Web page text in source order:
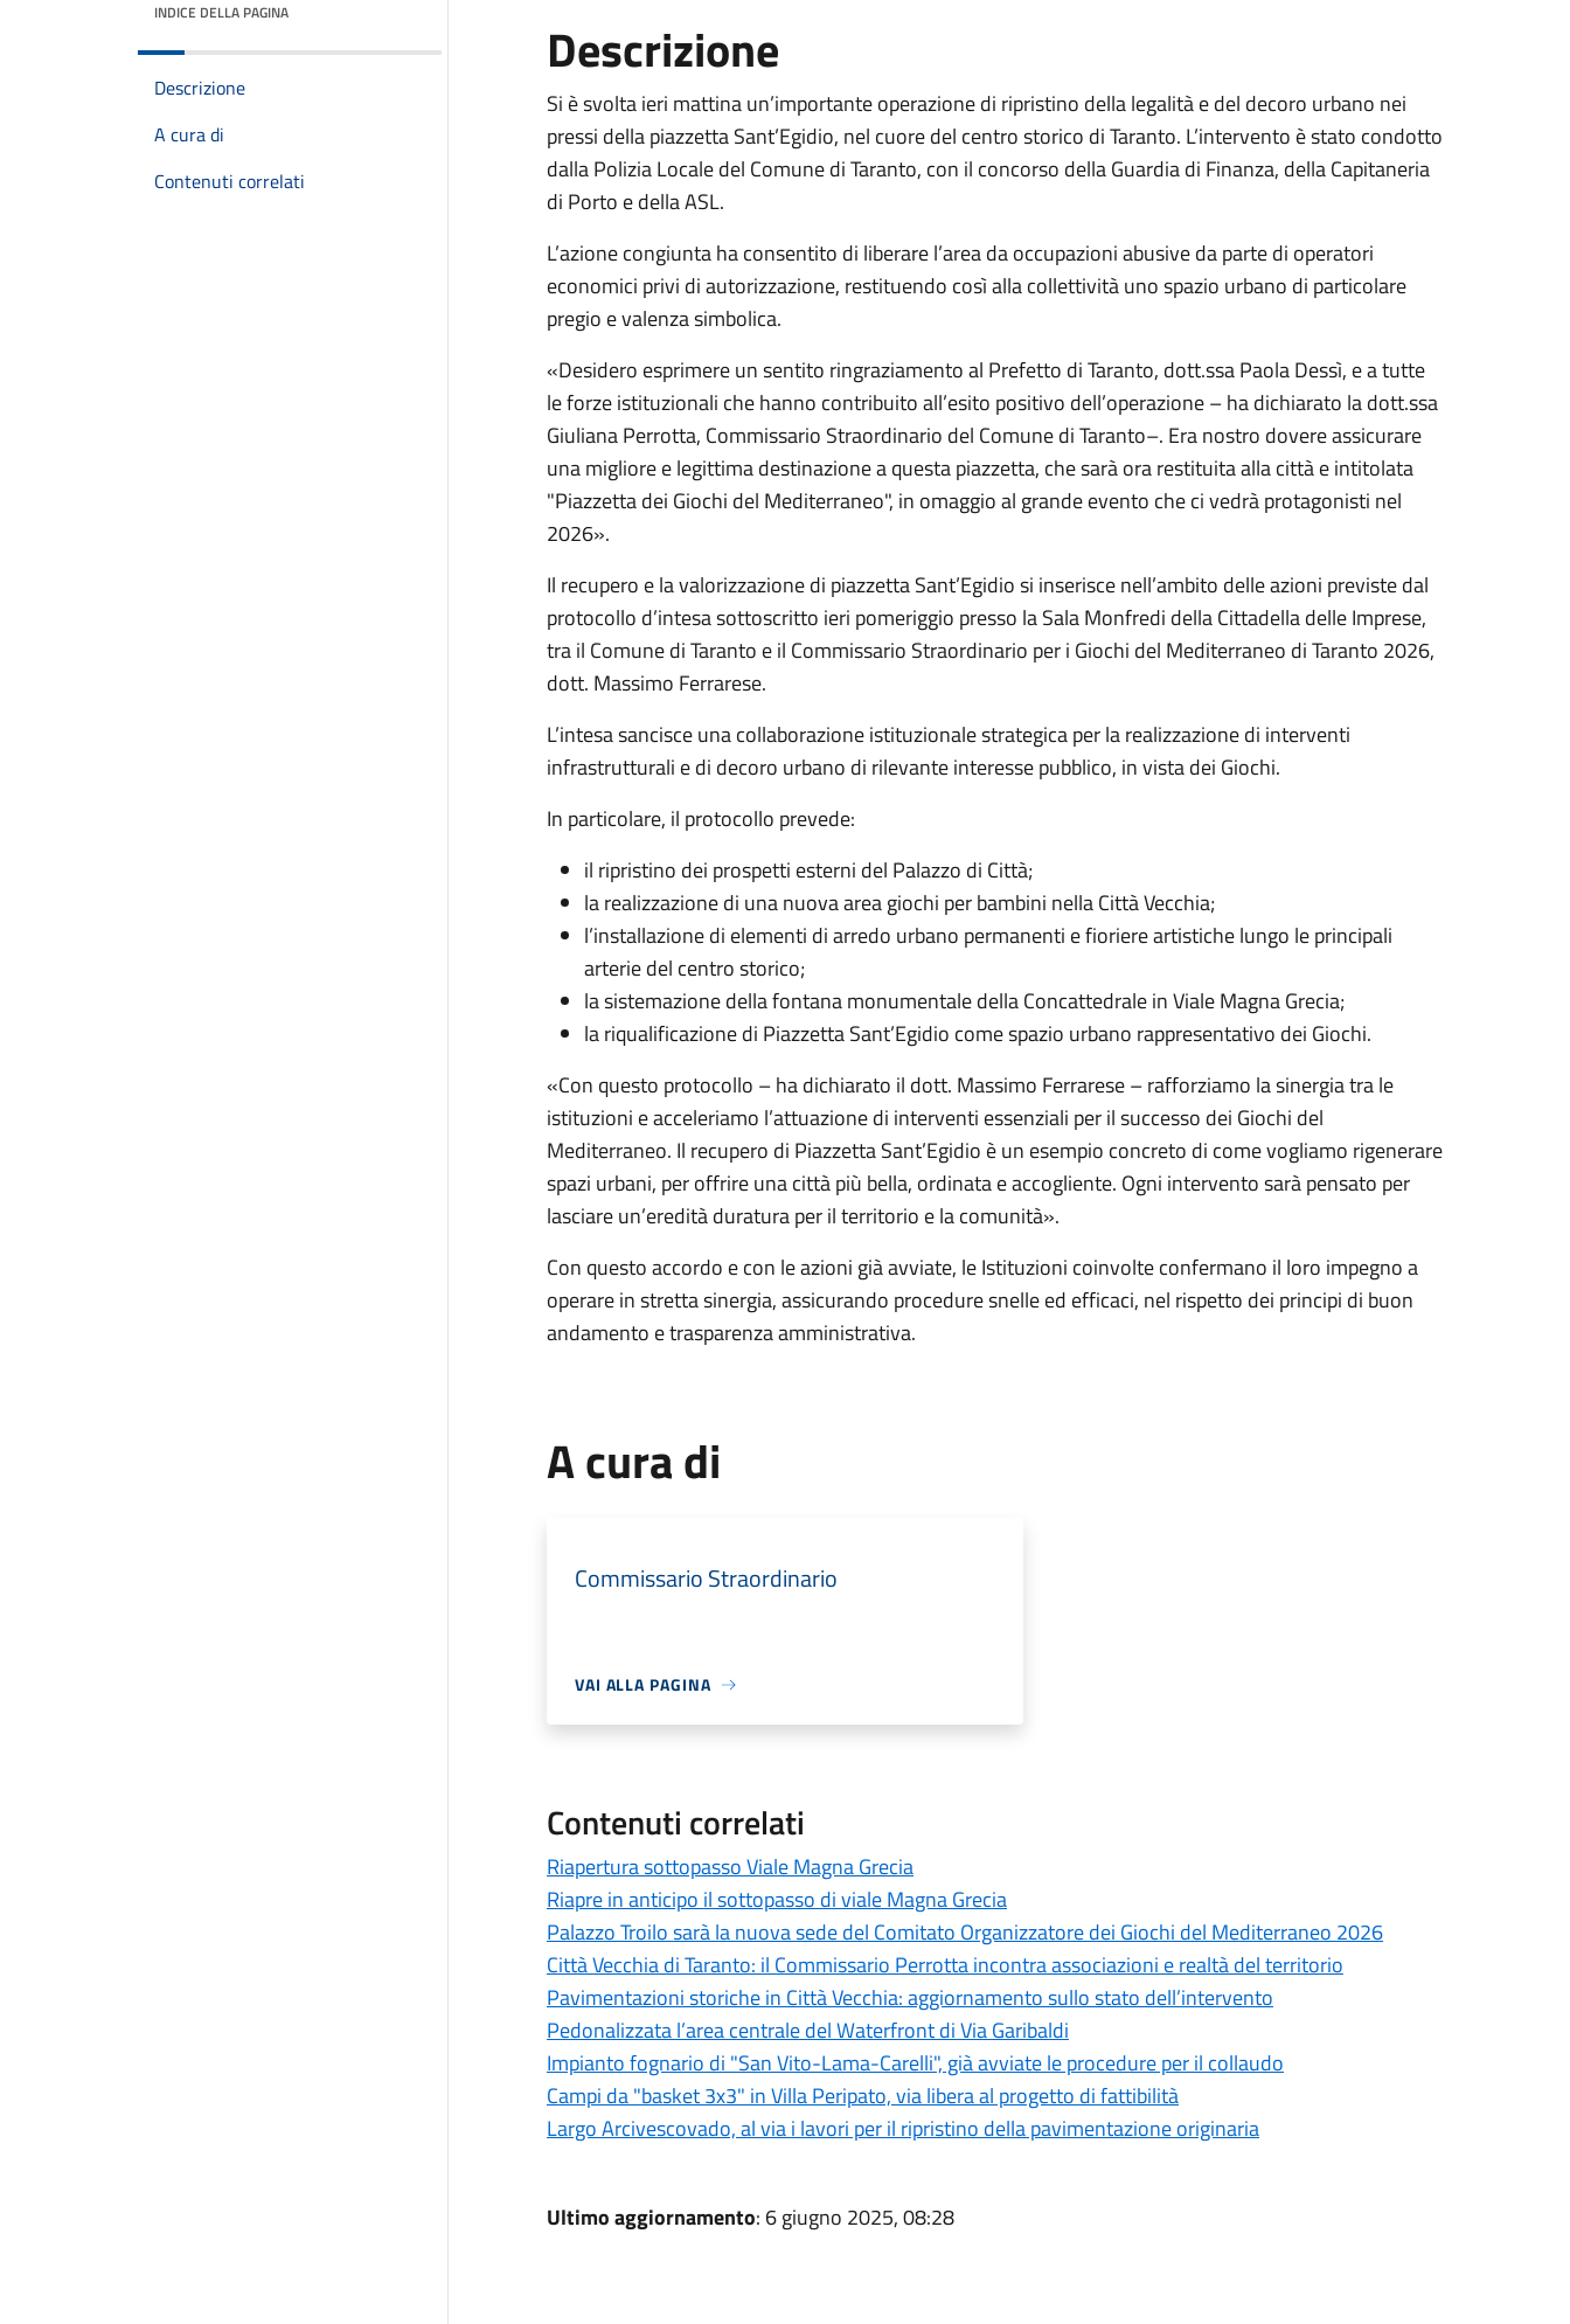
INDICE DELLA PAGINA
Descrizione
A cura di
Contenuti correlati
Descrizione
Si è svolta ieri mattina un’importante operazione di ripristino della legalità e del decoro urbano nei
pressi della piazzetta Sant’Egidio, nel cuore del centro storico di Taranto. L’intervento è stato condotto
dalla Polizia Locale del Comune di Taranto, con il concorso della Guardia di Finanza, della Capitaneria
di Porto e della ASL.
L’azione congiunta ha consentito di liberare l’area da occupazioni abusive da parte di operatori
economici privi di autorizzazione, restituendo così alla collettività uno spazio urbano di particolare
pregio e valenza simbolica.
«Desidero esprimere un sentito ringraziamento al Prefetto di Taranto, dott.ssa Paola Dessì, e a tutte
le forze istituzionali che hanno contribuito all’esito positivo dell’operazione – ha dichiarato la dott.ssa
Giuliana Perrotta, Commissario Straordinario del Comune di Taranto–. Era nostro dovere assicurare
una migliore e legittima destinazione a questa piazzetta, che sarà ora restituita alla città e intitolata
"Piazzetta dei Giochi del Mediterraneo", in omaggio al grande evento che ci vedrà protagonisti nel
2026».
Il recupero e la valorizzazione di piazzetta Sant’Egidio si inserisce nell’ambito delle azioni previste dal
protocollo d’intesa sottoscritto ieri pomeriggio presso la Sala Monfredi della Cittadella delle Imprese,
tra il Comune di Taranto e il Commissario Straordinario per i Giochi del Mediterraneo di Taranto 2026,
dott. Massimo Ferrarese.
L’intesa sancisce una collaborazione istituzionale strategica per la realizzazione di interventi
infrastrutturali e di decoro urbano di rilevante interesse pubblico, in vista dei Giochi.
In particolare, il protocollo prevede:
il ripristino dei prospetti esterni del Palazzo di Città;
la realizzazione di una nuova area giochi per bambini nella Città Vecchia;
l’installazione di elementi di arredo urbano permanenti e fioriere artistiche lungo le principali
arterie del centro storico;
la sistemazione della fontana monumentale della Concattedrale in Viale Magna Grecia;
la riqualificazione di Piazzetta Sant’Egidio come spazio urbano rappresentativo dei Giochi.
«Con questo protocollo – ha dichiarato il dott. Massimo Ferrarese – rafforziamo la sinergia tra le
istituzioni e acceleriamo l’attuazione di interventi essenziali per il successo dei Giochi del
Mediterraneo. Il recupero di Piazzetta Sant’Egidio è un esempio concreto di come vogliamo rigenerare
spazi urbani, per offrire una città più bella, ordinata e accogliente. Ogni intervento sarà pensato per
lasciare un’eredità duratura per il territorio e la comunità».
Con questo accordo e con le azioni già avviate, le Istituzioni coinvolte confermano il loro impegno a
operare in stretta sinergia, assicurando procedure snelle ed efficaci, nel rispetto dei principi di buon
andamento e trasparenza amministrativa.
A cura di
Commissario Straordinario
VAI ALLA PAGINA
Contenuti correlati
Riapertura sottopasso Viale Magna Grecia
Riapre in anticipo il sottopasso di viale Magna Grecia
Palazzo Troilo sarà la nuova sede del Comitato Organizzatore dei Giochi del Mediterraneo 2026
Città Vecchia di Taranto: il Commissario Perrotta incontra associazioni e realtà del territorio
Pavimentazioni storiche in Città Vecchia: aggiornamento sullo stato dell’intervento
Pedonalizzata l’area centrale del Waterfront di Via Garibaldi
Impianto fognario di "San Vito-Lama-Carelli", già avviate le procedure per il collaudo
Campi da "basket 3x3" in Villa Peripato, via libera al progetto di fattibilità
Largo Arcivescovado, al via i lavori per il ripristino della pavimentazione originaria
Ultimo aggiornamento: 6 giugno 2025, 08:28